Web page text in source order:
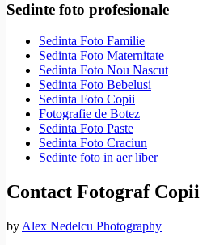
Sedinte foto profesionale
Sedinta Foto Familie
Sedinta Foto Maternitate
Sedinta Foto Nou Nascut
Sedinta Foto Bebelusi
Sedinta Foto Copii
Fotografie de Botez
Sedinta Foto Paste
Sedinta Foto Craciun
Sedinte foto in aer liber
Contact Fotograf Copii
by Alex Nedelcu Photography